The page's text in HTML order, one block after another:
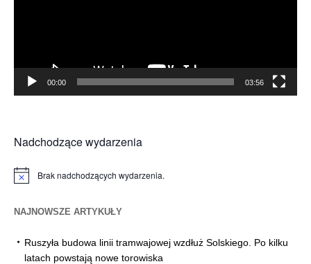
00:00 03:56
Nadchodzące wydarzenia
Powiadomienie
Brak nadchodzących wydarzenia.
NAJNOWSZE ARTYKUŁY
Ruszyła budowa linii tramwajowej wzdłuż Solskiego. Po kilku
latach powstają nowe torowiska